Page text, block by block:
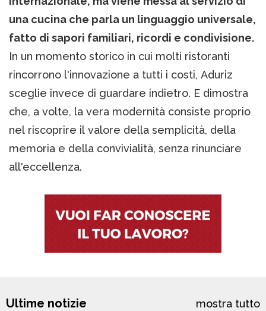
una cucina che parla un linguaggio universale,
fatto di sapori familiari, ricordi e condivisione.
In un momento storico in cui molti ristoranti
rincorrono l'innovazione a tutti i costi, Aduriz
sceglie invece di guardare indietro. E dimostra
che, a volte, la vera modernità consiste proprio
nel riscoprire il valore della semplicità, della
memoria e della convivialità, senza rinunciare
all'eccellenza.
Ultime notizie mostra tutto